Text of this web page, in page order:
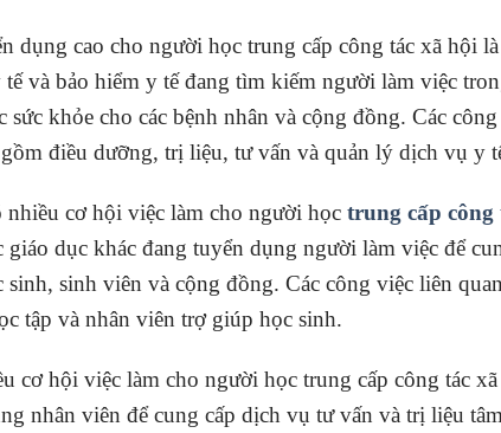
dụng cao cho người học trung cấp công tác xã hội là
và bảo hiểm y tế đang tìm kiếm người làm việc
khỏe cho các bệnh nhân và cộng đồng. Các công
điều dưỡng, trị liệu, tư vấn và quản lý dịch vụ y
cơ hội việc làm cho người học trung cấp công
dục khác đang tuyển dụng người làm việc để
sinh viên và cộng đồng. Các công việc liên
tập và nhân viên trợ giúp học sinh.
cơ hội việc làm cho người học trung cấp công tác xã
nhân viên để cung cấp dịch vụ tư vấn và trị liệu